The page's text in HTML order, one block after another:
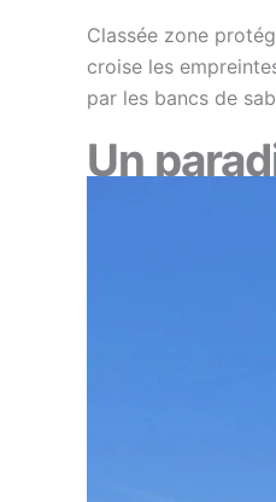
Classée zone
croise les
par les bancs de
Un